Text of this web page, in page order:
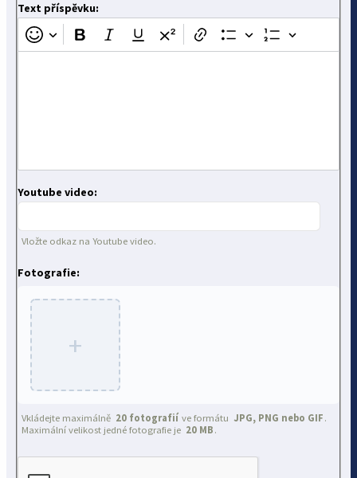
Text příspěvku:
Youtube video:
Vložte odkaz na Youtube video.
Fotografie:
+
Vkládejte maximálně 20 fotografií ve formátu JPG, PNG nebo GIF .
Maximální velikost jedné fotografie je 20 MB .